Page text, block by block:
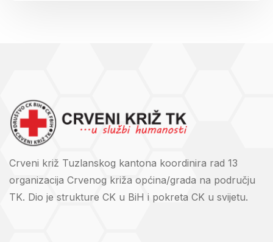
Crveni križ Tuzlanskog kantona koordinira rad 13
organizacija Crvenog križa općina/grada na području
TK. Dio je strukture CK u BiH i pokreta CK u svijetu.